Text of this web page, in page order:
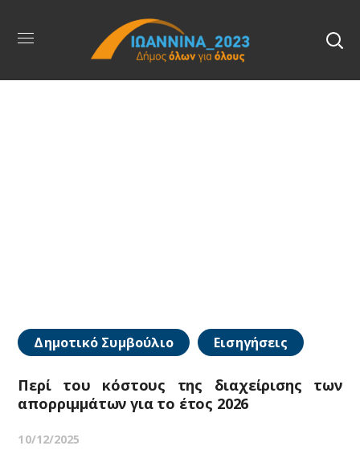
Δημοτικό Συμβούλιο Εισηγήσεις
Περί του κόστους της διαχείρισης των
απορριμμάτων για το έτος 2026
10/12/2025